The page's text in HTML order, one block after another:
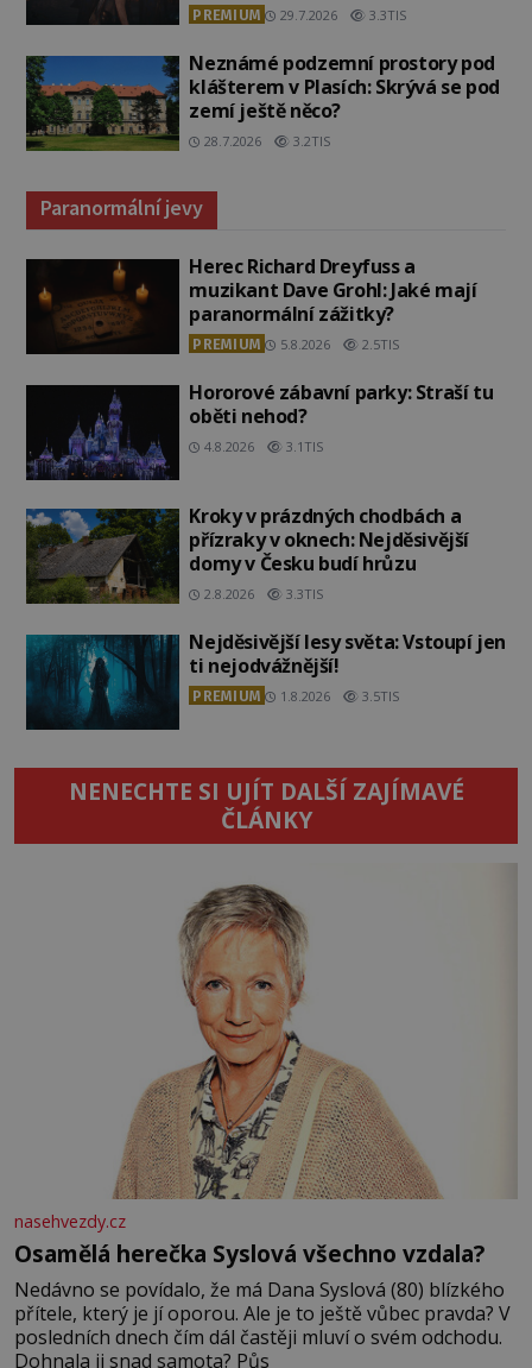
PREMIUM 29.7.2026 3.3TIS
Neznámé podzemní prostory pod
klášterem v Plasích: Skrývá se pod
zemí ještě něco?
28.7.2026 3.2TIS
Paranormální jevy
Herec Richard Dreyfuss a
muzikant Dave Grohl: Jaké mají
paranormální zážitky?
PREMIUM 5.8.2026 2.5TIS
Hororové zábavní parky: Straší tu
oběti nehod?
4.8.2026 3.1TIS
Kroky v prázdných chodbách a
přízraky v oknech: Nejděsivější
domy v Česku budí hrůzu
2.8.2026 3.3TIS
Nejděsivější lesy světa: Vstoupí jen
ti nejodvážnější!
PREMIUM 1.8.2026 3.5TIS
NENECHTE SI UJÍT DALŠÍ ZAJÍMAVÉ
ČLÁNKY
nasehvezdy.cz
Osamělá herečka Syslová všechno vzdala?
Nedávno se povídalo, že má Dana Syslová (80) blízkého
přítele, který je jí oporou. Ale je to ještě vůbec pravda? V
posledních dnech čím dál častěji mluví o svém odchodu.
Dohnala ji snad samota? Půs